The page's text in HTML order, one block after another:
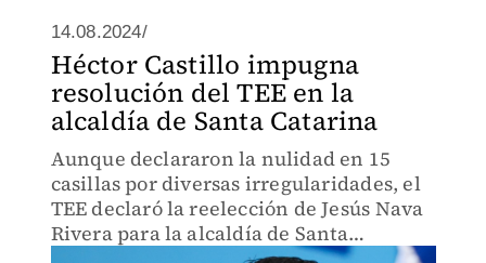
14.08.2024/
Héctor Castillo impugna
resolución del TEE en la
alcaldía de Santa Catarina
Aunque declararon la nulidad en 15
casillas por diversas irregularidades, el
TEE declaró la reelección de Jesús Nava
Rivera para la alcaldía de Santa